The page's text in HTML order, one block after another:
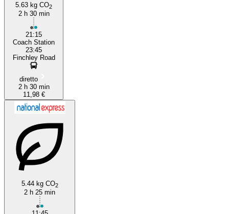
5.63 kg CO2
2 h 30 min
21:15
Coach Station
23:45
Finchley Road
diretto
2 h 30 min
11,98 €
5.44 kg CO2
2 h 25 min